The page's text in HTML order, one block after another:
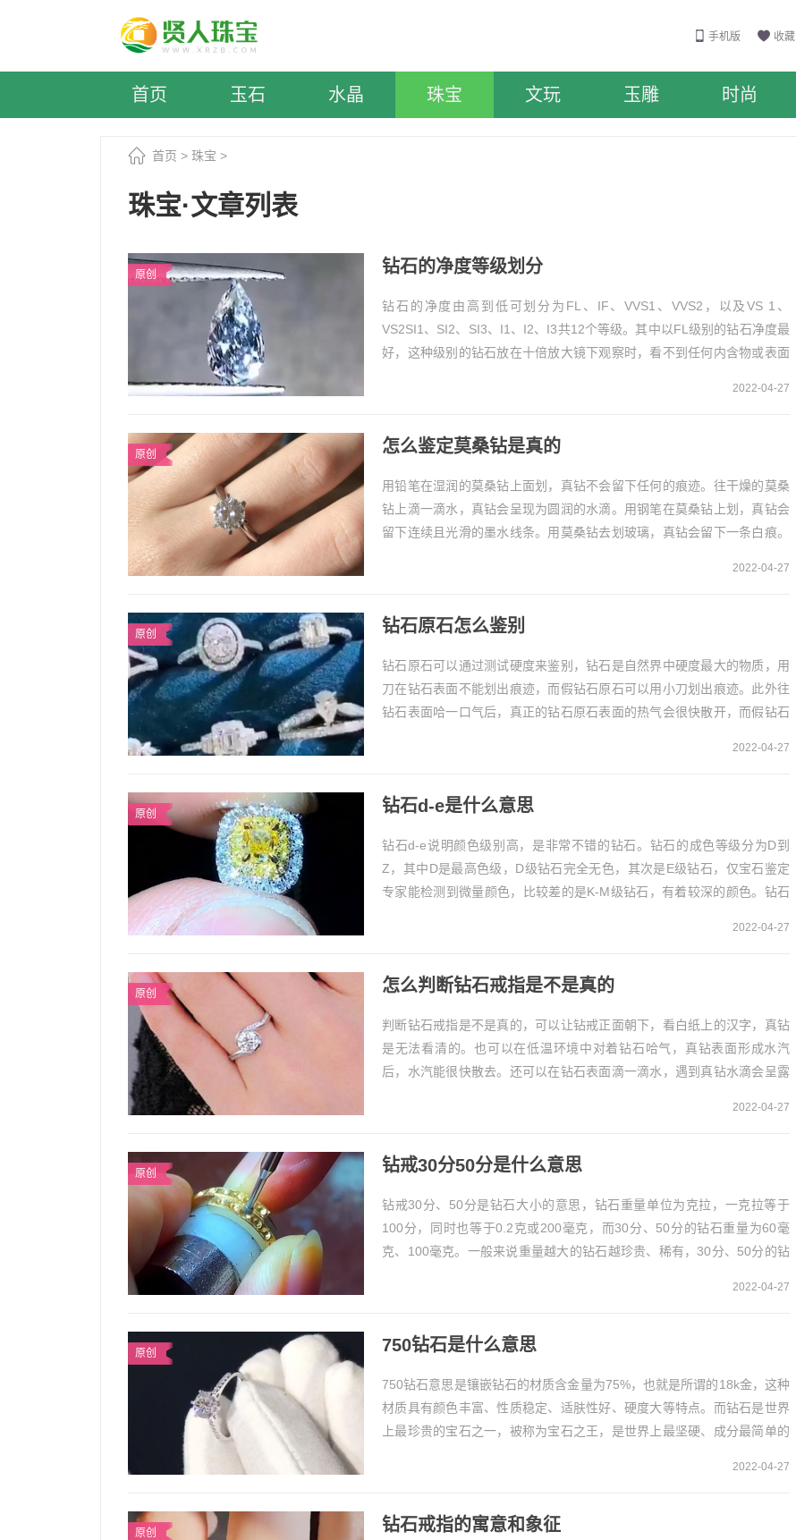
手机版 收藏
首页 玉石 水晶 珠宝 文玩 玉雕 时尚
首页 > 珠宝 >
珠宝·文章列表
原创 钻石的净度等级划分
钻石的净度由高到低可划分为FL、IF、VVS1、VVS2，以及VS 1、
VS2SI1、SI2、SI3、I1、I2、I3共12个等级。其中以FL级别的钻石净度最
好，这种级别的钻石放在十倍放大镜下观察时，看不到任何内含物或表面
2022-04-27
原创 怎么鉴定莫桑钻是真的
用铅笔在湿润的莫桑钻上面划，真钻不会留下任何的痕迹。往干燥的莫桑
钻上滴一滴水，真钻会呈现为圆润的水滴。用钢笔在莫桑钻上划，真钻会
留下连续且光滑的墨水线条。用莫桑钻去划玻璃，真钻会留下一条白痕。
2022-04-27
原创 钻石原石怎么鉴别
钻石原石可以通过测试硬度来鉴别，钻石是自然界中硬度最大的物质，用
刀在钻石表面不能划出痕迹，而假钻石原石可以用小刀划出痕迹。此外往
钻石表面哈一口气后，真正的钻石原石表面的热气会很快散开，而假钻石
2022-04-27
原创 钻石d-e是什么意思
钻石d-e说明颜色级别高，是非常不错的钻石。钻石的成色等级分为D到
Z，其中D是最高色级，D级钻石完全无色，其次是E级钻石，仅宝石鉴定
专家能检测到微量颜色，比较差的是K-M级钻石，有着较深的颜色。钻石
2022-04-27
原创 怎么判断钻石戒指是不是真的
判断钻石戒指是不是真的，可以让钻戒正面朝下，看白纸上的汉字，真钻
是无法看清的。也可以在低温环境中对着钻石哈气，真钻表面形成水汽
后，水汽能很快散去。还可以在钻石表面滴一滴水，遇到真钻水滴会呈露
2022-04-27
原创 钻戒30分50分是什么意思
钻戒30分、50分是钻石大小的意思，钻石重量单位为克拉，一克拉等于
100分，同时也等于0.2克或200毫克，而30分、50分的钻石重量为60毫
克、100毫克。一般来说重量越大的钻石越珍贵、稀有，30分、50分的钻
2022-04-27
原创 750钻石是什么意思
750钻石意思是镶嵌钻石的材质含金量为75%，也就是所谓的18k金，这种
材质具有颜色丰富、性质稳定、适肤性好、硬度大等特点。而钻石是世界
上最珍贵的宝石之一，被称为宝石之王，是世界上最坚硬、成分最简单的
2022-04-27
原创 钻石戒指的寓意和象征